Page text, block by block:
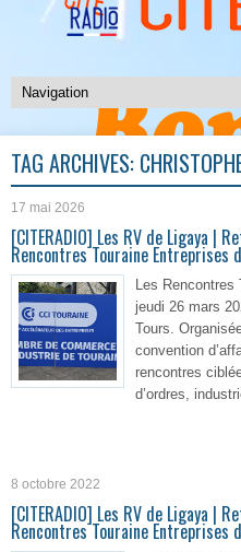
TAG ARCHIVES:
17 mai 2026
[CITERADIO] Les RV de Ligaya |
Rencontres Touraine Entreprises
Les Rencontres
jeudi 26 mars
Tours.
convention
rencontres
d’ordres,
8 octobre 2022
[CITERADIO] Les RV de Ligaya |
Rencontres Touraine Entreprises